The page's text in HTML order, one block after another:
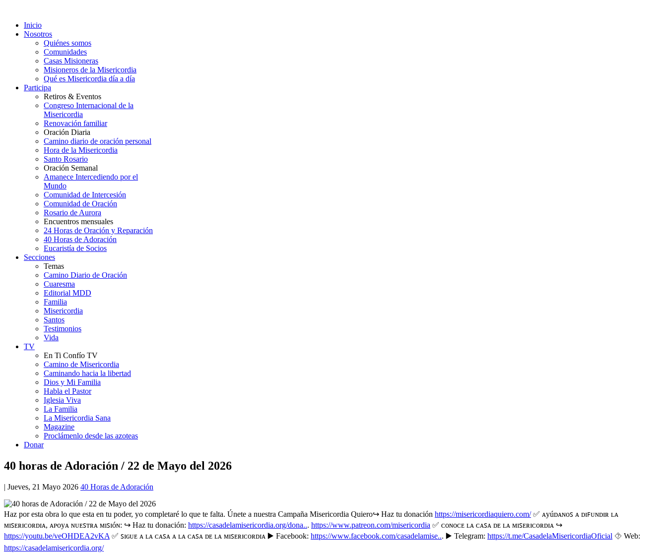
Inicio
Nosotros
Quiénes somos
Comunidades
Casas Misioneras
Misioneros de la Misericordia
Qué es Misericordia día a día
Participa
Retiros & Eventos
Congreso Internacional de la
Misericordia
Renovación familiar
Oración Diaria
Camino diario de oración personal
Hora de la Misericordia
Santo Rosario
Oración Semanal
Amanece Intercediendo por el
Mundo
Comunidad de Intercesión
Comunidad de Oración
Rosario de Aurora
Encuentros mensuales
24 Horas de Oración y Reparación
40 Horas de Adoración
Eucaristía de Socios
Secciones
Temas
Camino Diario de Oración
Cuaresma
Editorial MDD
Familia
Misericordia
Santos
Testimonios
Vida
TV
En Ti Confío TV
Camino de Misericordia
Caminando hacia la libertad
Dios y Mi Familia
Habla el Pastor
Iglesia Viva
La Familia
La Misericordia Sana
Magazine
Proclámenlo desde las azoteas
Donar
40 horas de Adoración / 22 de Mayo del 2026
| Jueves, 21 Mayo 2026 40 Horas de Adoración
Haz por esta obra lo que esta en tu poder, yo completaré lo que te falta. Únete a nuestra Campaña Misericordia Quiero↪️ Haz tu donación https://misericordiaquiero.com/✅ ᴀyúᴅᴀɴᴏꜱ ᴀ ᴅɪꜰᴜɴᴅɪʀ ʟᴀ
ᴍɪꜱᴇʀɪᴄᴏʀᴅɪᴀ, ᴀᴩᴏyᴀ ɴᴜᴇꜱᴛʀᴀ ᴍɪꜱɪóɴ: ↪️ Haz tu donación: https://casadelamisericordia.org/dona... https://www.patreon.com/misericordia ✅ ᴄᴏɴᴏᴄᴇ ʟᴀ ᴄᴀꜱᴀ ᴅᴇ ʟᴀ ᴍɪꜱᴇʀɪᴄᴏʀᴅɪᴀ ↪️
https://youtu.be/veOHDEA2vKA ✅ ꜱɪɢᴜᴇ ᴀ ʟᴀ ᴄᴀꜱᴀ ᴀ ʟᴀ ᴄᴀꜱᴀ ᴅᴇ ʟᴀ ᴍɪꜱᴇʀɪᴄᴏʀᴅɪᴀ ▶️ Facebook: https://www.facebook.com/casadelamise... ▶️ Telegram: https://t.me/CasadelaMisericordiaOficial ⯑️ Web:
https://casadelamisericordia.org/